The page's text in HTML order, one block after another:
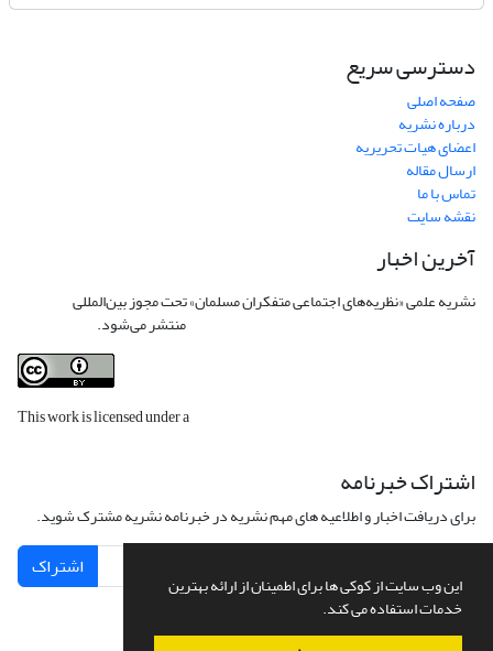
این وب سایت از کوکی ها برای اطمینان از ارائه بهترین
خدمات استفاده می کند.
دسترسی سریع
صفحه اصلی
درباره نشریه
اعضای هیات تحریریه
ارسال مقاله
تماس با ما
نقشه سایت
آخرین اخبار
نشریه علمی «نظریه‌های اجتماعی متفکران مسلمان» تحت مجوز بین‌المللی
منتشر می‌شود.
This work is licensed under a
اشتراک خبرنامه
برای دریافت اخبار و اطلاعیه های مهم نشریه در خبرنامه نشریه مشترک شوید.
اشتراک